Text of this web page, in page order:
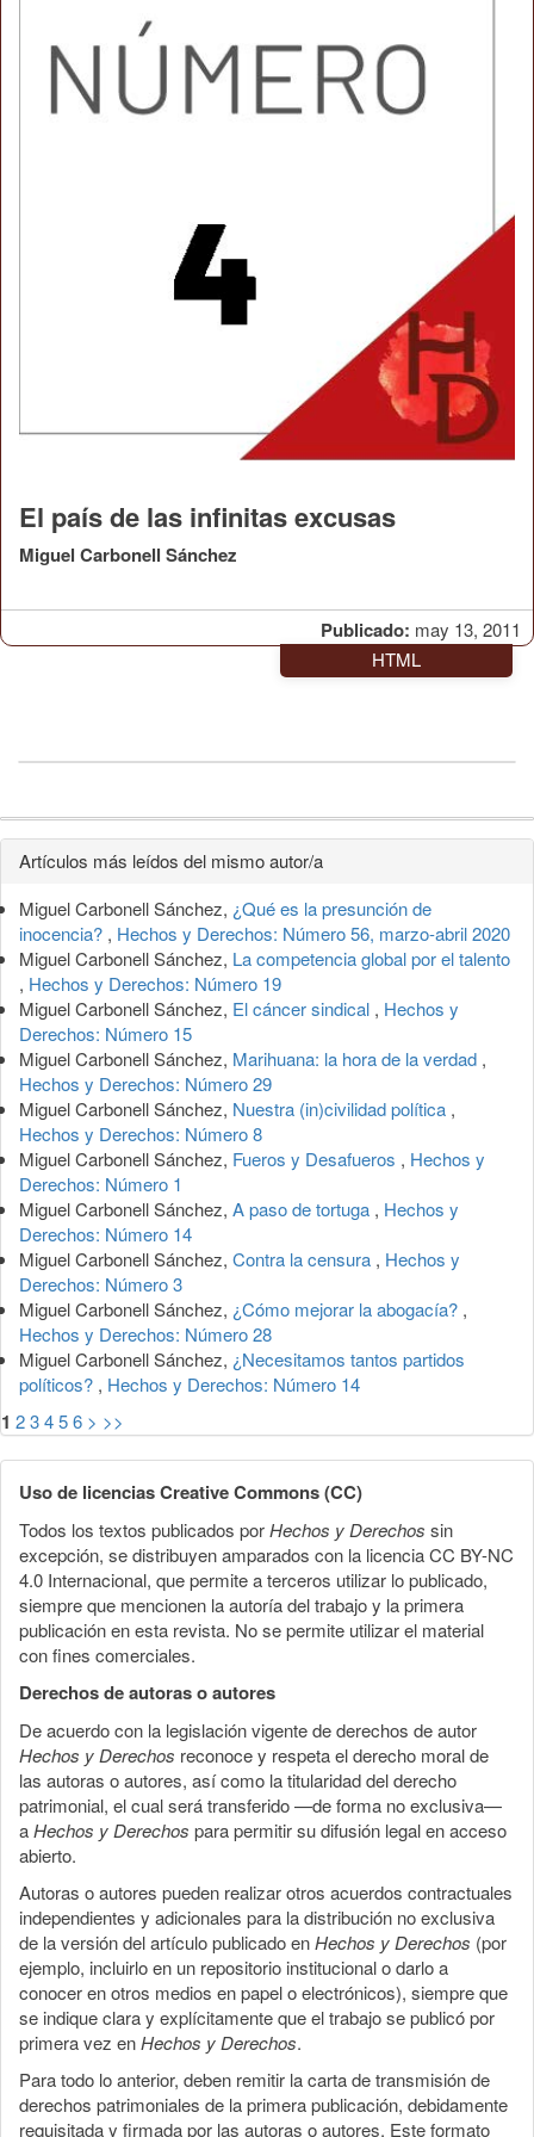
Publicado: may 13, 2011
El país de las infinitas excusas
Miguel Carbonell Sánchez
HTML
Detalles
del
artículo
Artículos más leídos del mismo autor/a
Miguel Carbonell Sánchez, ¿Qué es la presunción de
inocencia? , Hechos y Derechos: Número 56, marzo-abril 2020
Miguel Carbonell Sánchez, La competencia global por el talento
, Hechos y Derechos: Número 19
Miguel Carbonell Sánchez, El cáncer sindical , Hechos y
Derechos: Número 15
Miguel Carbonell Sánchez, Marihuana: la hora de la verdad ,
Hechos y Derechos: Número 29
Miguel Carbonell Sánchez, Nuestra (in)civilidad política ,
Hechos y Derechos: Número 8
Miguel Carbonell Sánchez, Fueros y Desafueros , Hechos y
Derechos: Número 1
Miguel Carbonell Sánchez, A paso de tortuga , Hechos y
Derechos: Número 14
Miguel Carbonell Sánchez, Contra la censura , Hechos y
Derechos: Número 3
Miguel Carbonell Sánchez, ¿Cómo mejorar la abogacía? ,
Hechos y Derechos: Número 28
Miguel Carbonell Sánchez, ¿Necesitamos tantos partidos
políticos? , Hechos y Derechos: Número 14
1 23456 > >>
Uso de licencias Creative Commons (CC)
Todos los textos publicados porHechos y Derechos sin
excepción, se distribuyen amparados con la licencia CC BY-NC
4.0 Internacional, que permite a terceros utilizar lo publicado,
siempre que mencionen la autoría del trabajo y la primera
publicación en esta revista. No se permite utilizar el material
con fines comerciales.
Derechos de autoras o autores
De acuerdo con la legislación vigente de derechos de autor
Hechos y Derechos reconoce y respeta el derecho moral de
las autoras o autores, así como la titularidad del derecho
patrimonial, el cual será transferido —de forma no exclusiva—
aHechos y Derechos para permitir su difusión legal en acceso
abierto.
Autoras o autores pueden realizar otros acuerdos contractuales
independientes y adicionales para la distribución no exclusiva
de la versión del artículo publicado enHechos y Derechos (por
ejemplo, incluirlo en un repositorio institucional o darlo a
conocer en otros medios en papel o electrónicos), siempre que
se indique clara y explícitamente que el trabajo se publicó por
primera vez enHechos y Derechos.
Para todo lo anterior, deben remitir la carta de transmisión de
derechos patrimoniales de la primera publicación, debidamente
requisitada y firmada por las autoras o autores. Este formato